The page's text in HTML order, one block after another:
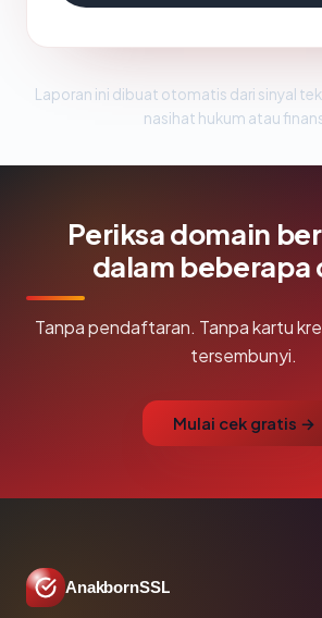
Laporan ini dibuat otomatis dari sinyal
nasihat hukum atau
Periksa domain
dalam beberapa
Tanpa pendaftaran. Tanpa kartu
tersembunyi.
Mulai cek gratis →
AnakbornSSL